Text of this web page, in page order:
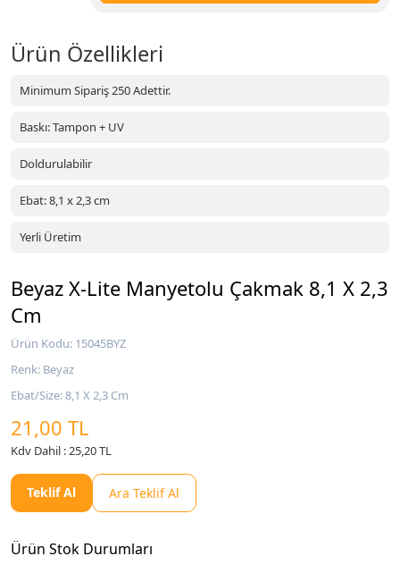
Ürün Özellikleri
Minimum Sipariş 250 Adettir.
Baskı: Tampon + UV
Doldurulabilir
Ebat: 8,1 x 2,3 cm
Yerli Üretim
Beyaz X-Lite Manyetolu Çakmak 8,1 X 2,3
Cm
Ürün Kodu: 15045BYZ
Renk: Beyaz
Ebat/Size: 8,1 X 2,3 Cm
21,00 TL
Kdv Dahil : 25,20 TL
Teklif Al Ara Teklif Al
Ürün Stok Durumları